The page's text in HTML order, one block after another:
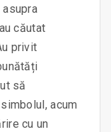
căutat
privit
să
acum
cu un